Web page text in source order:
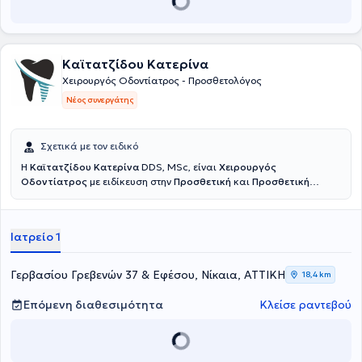
ασθενών, σε ένα φιλικό και ξεκούραστο περιβάλλον.
Καϊτατζίδου Κατερίνα
Χειρουργός Οδοντίατρος - Προσθετολόγος
Νέος συνεργάτης
Σχετικά με τον ειδικό
Η Καϊτατζίδου Κατερίνα DDS, MSc, είναι Χειρουργός
Οδοντίατρος με ειδίκευση στην Προσθετική και Προσθετική
του Εθνικού και Καποδιστριακού Πανεπιστημίου Αθηνών, ενώ στη
Προσθετικής στο ίδιο πανεπιστήμιο. Πραγματοποίησε κλινική
άσκηση σε στρατιωτικές νοσοκομειακές μονάδες, διετέλεσε
Επιστημονικός Συνεργάτης Προσθετικής στην Οδοντιατρική Σχολή
Αθηνών, και πλέον διατηρεί συνεργασίες ως Προσθετολόγος σε
Ιδιωτικές Κλινικές. Στο ιδιωτικό της ιατρείο αντιμετωπίζονται απλά
αλλά και σύνθετα οδοντιατρικά περιστατικά, ενώ ιδιαίτερη έμφαση
στόχο ένα φυσικό και πλήρως λειτουργικό αποτέλεσμα το οποίο
Ιατρείο 1
Γερβασίου Γρεβενών 37 & Εφέσου, Νίκαια, ΑΤΤΙΚΗ 18,4 km
Επόμενη διαθεσιμότητα Κλείσε ραντεβού